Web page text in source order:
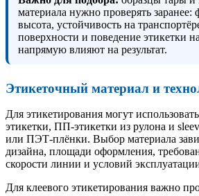
материала нужно проверять заранее:
высота, устойчивость на
поверхности и поведение этикетки
напрямую влияют на результат.
Этикеточный материал и
Для этикетирования могут
этикетки, ПП-этикетки из рулона и
или ПЭТ-плёнки. Выбор материала
дизайна, площади оформления,
скорости линии и условий
Для клеевого этикетирования важно